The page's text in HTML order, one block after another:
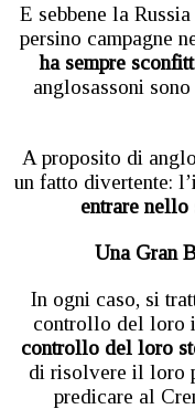
E sebbene la
persino campagne
ha sempre
anglosassoni
A proposito di
un fatto divertente:
entrare
Una Gran
In ogni caso, si
controllo del loro
controllo del loro
di risolvere il loro
predicare al